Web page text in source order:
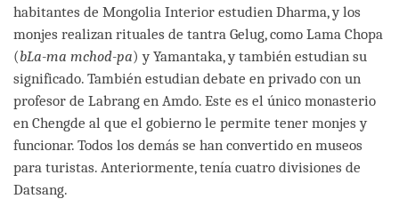
habitantes de Mongolia Interior estudien Dharma, y los
monjes realizan rituales de tantra Gelug, como Lama Chopa
(bLa-ma mchod-pa) y Yamantaka, y también estudian su
significado. También estudian debate en privado con un
profesor de Labrang en Amdo. Este es el único monasterio
en Chengde al que el gobierno le permite tener monjes y
funcionar. Todos los demás se han convertido en museos
para turistas. Anteriormente, tenía cuatro divisiones de
Datsang.